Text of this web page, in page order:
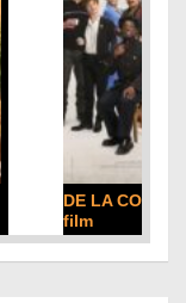
critique du